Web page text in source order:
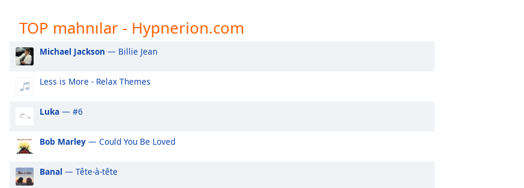
off,
Subtitles
subtitles
opens
settings
dialog
subtitles
off
TOP mahnılar - Hypnerion.com
Michael Jackson — Billie Jean
Less is More - Relax Themes
Luka — #6
Bob Marley — Could You Be Loved
Banal — Tête-à-tête